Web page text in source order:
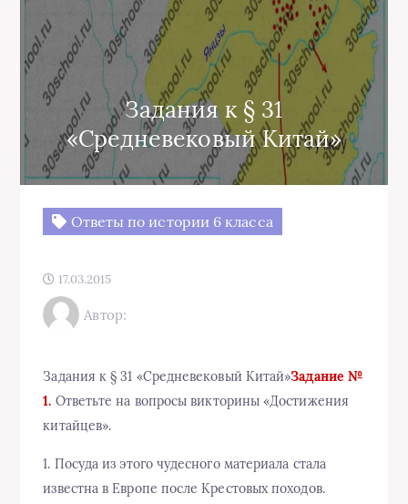
Задания к § 31
«Средневековый Китай»
Ответы по истории 6 класса
17.03.2015
Автор:
Задания к § 31 «Средневековый Китай»Задание №
1. Ответьте на вопросы викторины «Достижения
китайцев».
1. Посуда из этого чудесного материала стала
известна в Европе после Крестовых походов.